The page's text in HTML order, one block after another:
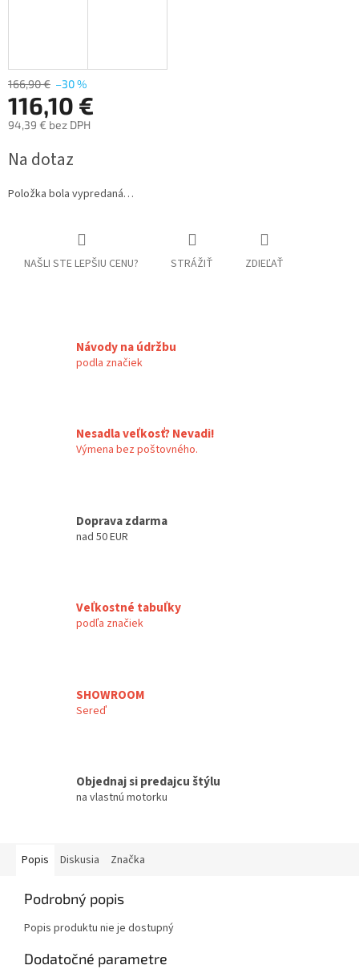
166,90 € –30 %
116,10 €
94,39 € bez DPH
cena:
Na dotaz
Položka bola vypredaná…
NAŠLI STE LEPŠIU CENU? STRÁŽIŤ ZDIEĽAŤ
Návody na údržbu
podla značiek
Nesadla veľkosť? Nevadi!
Výmena bez poštovného.
Doprava zdarma
nad 50 EUR
Veľkostné tabuľky
podľa značiek
SHOWROOM
Sereď
Objednaj si predajcu štýlu
na vlastnú motorku
Popis Diskusia Značka
Podrobný popis
Popis produktu nie je dostupný
Dodatočné parametre